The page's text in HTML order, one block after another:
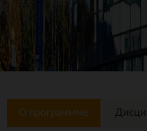
О программме